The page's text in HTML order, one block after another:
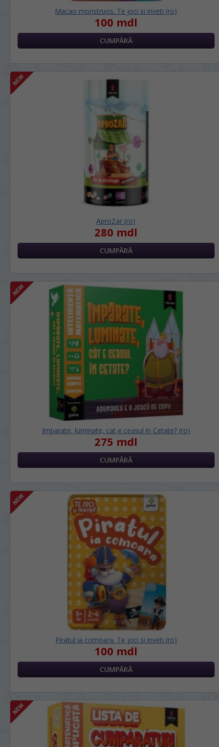
Macao monstruos. Te joci si inveti (ro)
100 mdl
AproZar (ro)
280 mdl
Imparate, luminate, cat e ceasul in Cetate? (ro)
275 mdl
Piratul ia comoara. Te joci si inveti (ro)
100 mdl